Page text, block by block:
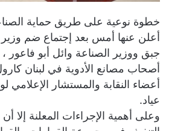
خطوة نوعية على طريق حماية
أعلن عنها أمس بعد إجتماع ضم
جبق ووزير الصناعة وائل أبو فاعور
أصحاب مصانع الأدوية في لبنان
أعضاء النقابة والمستشار الإعلامي
عياد.
وعلى أهمية الإجراءات المعلنة إلا